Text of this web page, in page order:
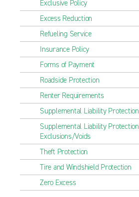
Exclusive Policy
Excess Reduction
Refueling Service
Insurance Policy
Forms of Payment
Roadside Protection
Renter Requirements
Supplemental Liability Protection
Supplemental Liability Protection
Exclusions/Voids
Theft Protection
Tire and Windshield Protection
Zero Excess